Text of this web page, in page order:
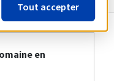
en
Tout accepter